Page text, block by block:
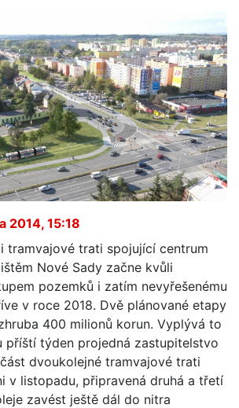
2014, 15:18
tramvajové trati spojující centrum
Nové Sady začne kvůli
pozemků i zatím nevyřešenému
v roce 2018. Dvě plánované etapy
400 milionů korun. Vyplývá to
příští týden projedná zastupitelstvo
dvoukolejné tramvajové trati
v listopadu, připravená druhá a třetí
zavést ještě dál do nitra